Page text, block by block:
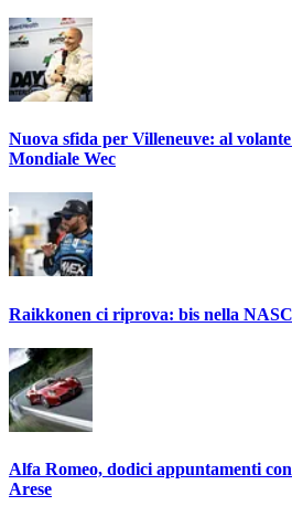
Nuova sfida per Villeneuve: al
Mondiale Wec
Raikkonen ci riprova: bis nella
Alfa Romeo, dodici appuntamenti
Arese